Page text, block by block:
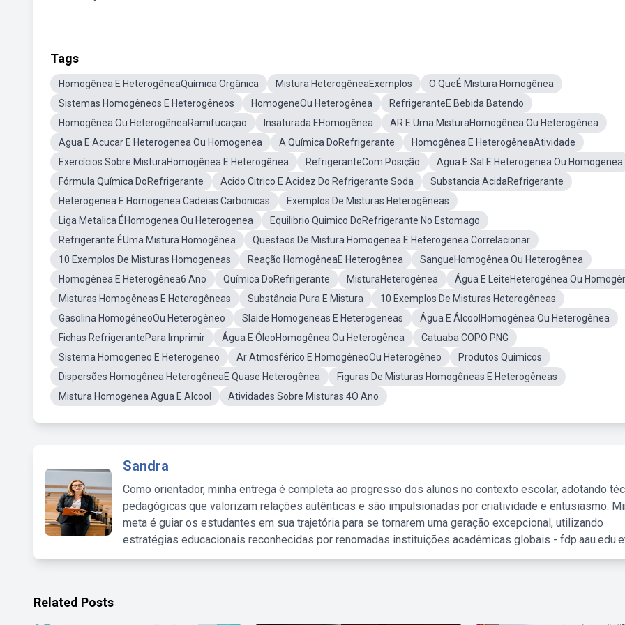
Tags
Homogênea E HeterogêneaQuímica Orgânica Mistura HeterogêneaExemplos
O QueÉ Mistura Homogênea
Sistemas Homogêneos E Heterogêneos
HomogeneOu Heterogênea
RefrigeranteE Bebida Batendo
Homogênea Ou HeterogêneaRamifucaçao
Insaturada EHomogênea
AR E Uma MisturaHomogênea Ou Heterogênea
Agua E Acucar E Heterogenea Ou Homogenea
A Química DoRefrigerante
Homogênea E HeterogêneaAtividade
Exercícios Sobre MisturaHomogênea E Heterogênea
RefrigeranteCom Posição
Agua E Sal E Heterogenea Ou Homogenea
Fórmula Química DoRefrigerante
Acido Citrico E Acidez Do Refrigerante Soda
Substancia AcidaRefrigerante
Heterogenea E Homogenea Cadeias Carbonicas
Exemplos De Misturas Heterogêneas
Liga Metalica ÉHomogenea Ou Heterogenea
Equilibrio Quimico DoRefrigerante No Estomago
Refrigerante ÉUma Mistura Homogênea
Questaos De Mistura Homogenea E Heterogenea Correlacionar
10 Exemplos De Misturas Homogeneas
Reação HomogêneaE Heterogênea
SangueHomogênea Ou Heterogênea
Homogênea E Heterogênea6 Ano
Química DoRefrigerante MisturaHeterogênea
Água E LeiteHeterogênea Ou
Misturas Homogêneas E Heterogêneas
Substância Pura E Mistura
10 Exemplos De Misturas Heterogêneas
Gasolina HomogêneoOu Heterogêneo
Slaide Homogeneas E Heterogeneas
Água E ÁlcoolHomogênea Ou Heterogênea
Fichas RefrigerantePara Imprimir
Água E ÓleoHomogênea Ou Heterogênea
Catuaba COPO PNG
Sistema Homogeneo E Heterogeneo
Ar Atmosférico E HomogêneoOu Heterogêneo
Produtos Quimicos
Dispersões Homogênea HeterogêneaE Quase Heterogênea
Figuras De Misturas Homogêneas E Heterogêneas
Mistura Homogenea Agua E Alcool
Atividades Sobre Misturas 4O Ano
Sandra
Como orientador, minha entrega é completa ao progresso dos alunos no contexto escolar, adotando
pedagógicas que valorizam relações autênticas e são impulsionadas por criatividade e entusiasmo.
meta é guiar os estudantes em sua trajetória para se tornarem uma geração excepcional, utilizando
estratégias educacionais reconhecidas por renomadas instituições acadêmicas globais -
Related Posts